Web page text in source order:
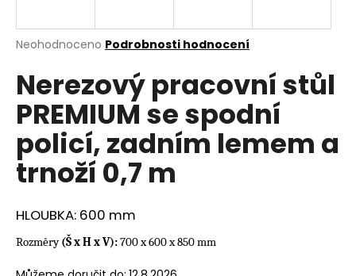
Průměrné
produktu
je
0,0
5
hvězdiček.
Neohodnoceno Podrobnosti hodnocení
Nerezový pracovní stůl
PREMIUM se spodní
policí, zadním lemem a
trnoží 0,7 m
HLOUBKA: 600 mm
Rozměry(Š x H x V):700 x 600 x 850 mm
j
t
?
HLEDAT
D
o